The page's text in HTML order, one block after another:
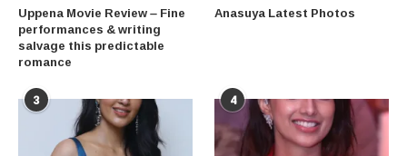
Uppena Movie Review – Fine
performances & writing
salvage this predictable
romance
Anasuya Latest Photos
3 4